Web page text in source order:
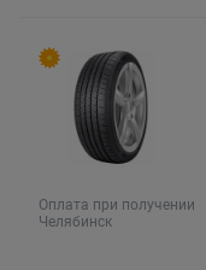
Оплата при получении
Челябинск